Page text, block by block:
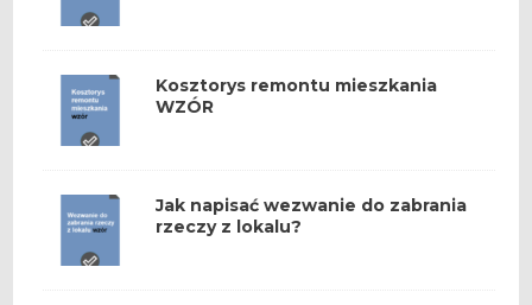
Kosztorys remontu mieszkania
WZÓR
Jak napisać wezwanie do zabrania
rzeczy z lokalu?